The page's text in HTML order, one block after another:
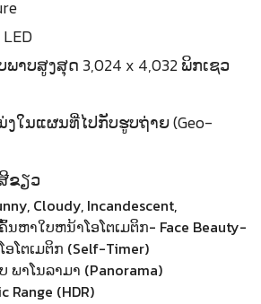
າບສູງສຸດ 3,024 x 4,032 ພິກເຊວ
ໃນແຜນທີ່ໄປກັບຮູບຖ່າຍ (Geo-
ຂຽວ
Cloudy, Incandescent,
ນຫາໃບຫນ້າໂອໂຕເມຕິກ- Face Beauty-
ອໂຕເມຕິກ (Self-Timer)
ພາໂນລາມາ (Panorama)
Range (HDR)